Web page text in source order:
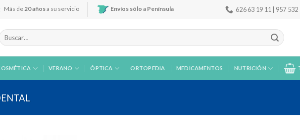
Más de20 añosa su servicio Envíos sólo a Península 626 63 19 11 | 957 532
Buscar
por:
VERANO ÓPTICA ORTOPEDIA MEDICAMENTOS NUTRICIÓN